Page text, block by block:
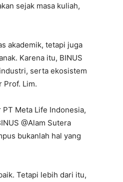
sejak masa kuliah,
akademik, tetapi juga
Karena itu, BINUS
serta ekosistem
Prof. Lim.
Meta Life Indonesia,
@Alam Sutera
bukanlah hal yang
Tetapi lebih dari itu,